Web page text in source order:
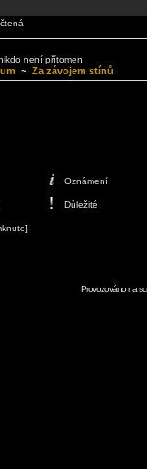
není přítomen
~ Za závojem stínů
Oznámení
Důležité
Provozováno na